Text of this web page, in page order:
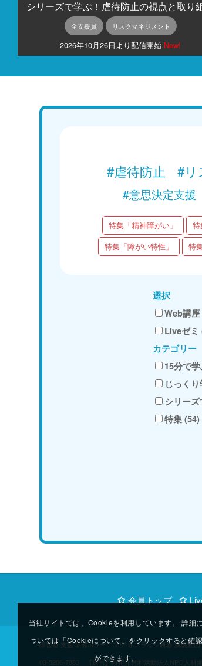
シリーズで学ぶ！虐待防止の視点と取り
全支援員 リスクマネジメント
2026年10月26日より配信開始 New!
#虐待防止 #リ
#意思決定支援
特集「精神障がい」 特
特集「障がい特性」
特
選択
Web講座
Liveゼミ
カテゴリー
15分で
じっく
シリー
特集 (54)
会員トップ
障害者 支援 研修 eラーニング オンライン研修 講義動
03-5206-7883 【運営】特定非営利活動法人NPO人材
当社サイトでは、Cookieを利用しています。 詳細に
ついては「Cookieについて」をクリックすると確認
ができます。